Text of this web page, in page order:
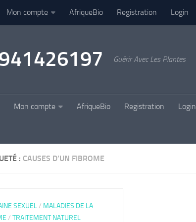
Mon compte AfriqueBio Registration Login
Guérir Avec Les Plantes
Mon compte AfriqueBio Registration Login
: CAUSES D’UN FIBROME
SEXUEL/ MALADIES DE LA
/ TRAITEMENT NATUREL